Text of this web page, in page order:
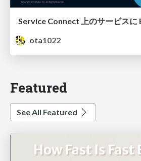
ota1022
Featured
See All Featured